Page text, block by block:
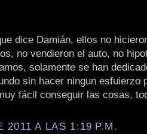
dice Damián, ellos no
no vendieron el auto, no
solamente se han
sin hacer ningun esfuierzo
fácil conseguir las cosas,
2011 A LAS 1:19 P.M.